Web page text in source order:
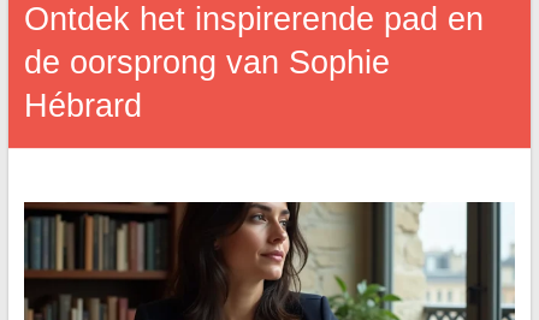
Ontdek het inspirerende pad en
de oorsprong van Sophie
Hébrard